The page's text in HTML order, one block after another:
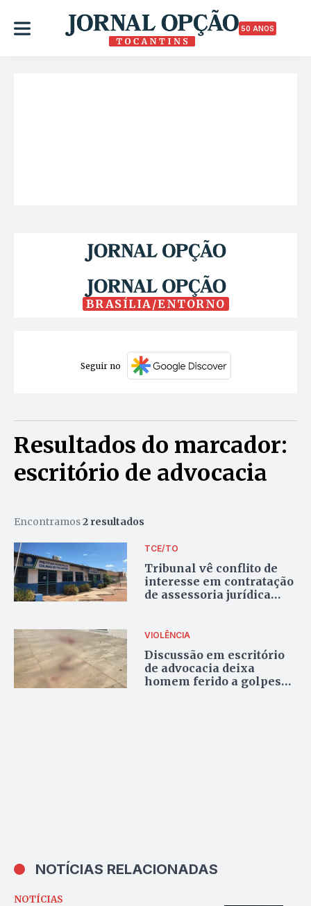
50 ANOS
BRASÍLIA/ENTORNO
Seguir no
Resultados do marcador:
escritório de advocacia
Encontramos2 resultados
TCE/TO
Tribunal vê conflito de
interesse em contratação
de assessoria jurídica
atuava na Câmara
VIOLÊNCIA
Discussão em escritório
de advocacia deixa
homem ferido a golpes
NOTÍCIAS RELACIONADAS
NOTÍCIAS